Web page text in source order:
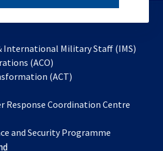
International Military Staff (IMS)
(ACO)
in
new
(ACT)
a
tab
Response Coordination Centre
and Security Programme